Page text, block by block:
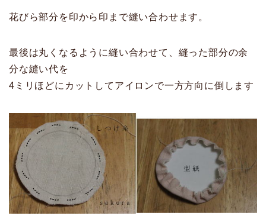
花びら部分を印から印まで縫い合わせます。
最後は丸くなるように縫い合わせて、縫った部分の余
分な縫い代を
4ミリほどにカットしてアイロンで一方方向に倒します